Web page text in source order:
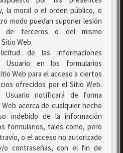
la moral o el orden público, o
modo puedan suponer lesión
de terceros o del mismo
Web.
de las informaciones
en los formularios
Web para el acceso a ciertos
ofrecidos por el Sitio Web.
notificará de forma
acerca de cualquier hecho
indebido de la información
formularios, tales como, pero
o el acceso no autorizado
o contraseñas, con el fin de